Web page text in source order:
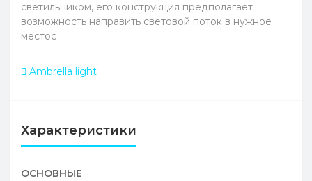
светильником, его конструкция предполагает
возможность направить световой поток в нужное
местос
Ambrella light
Характеристики
ОСНОВНЫЕ